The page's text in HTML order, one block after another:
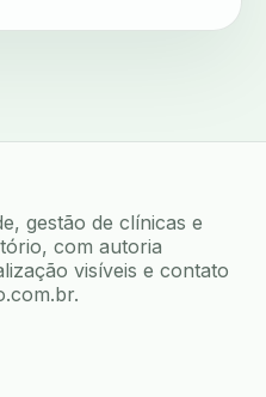
gestão de clínicas e
com autoria
visíveis e contato
.